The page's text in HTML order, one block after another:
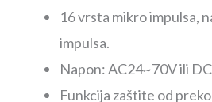
16 vrsta mikro impulsa,
impulsa.
Napon: AC24~70V ili
Funkcija zaštite od